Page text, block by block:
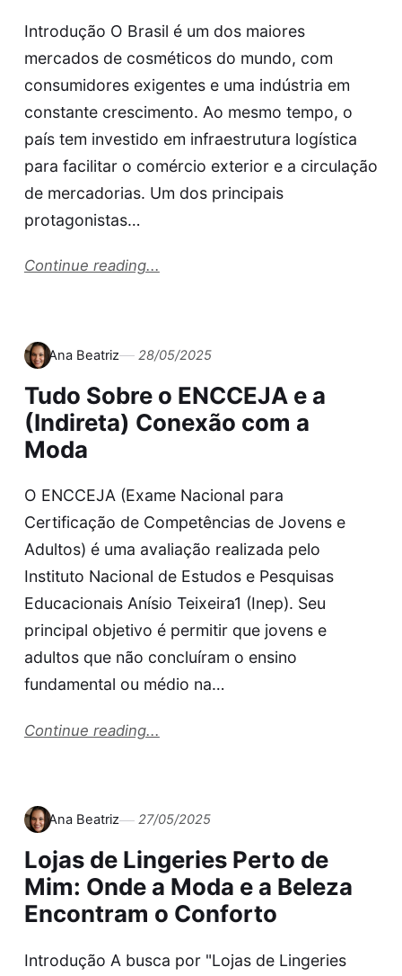
Introdução O Brasil é um dos maiores
mercados de cosméticos do mundo, com
consumidores exigentes e uma indústria em
constante crescimento. Ao mesmo tempo, o
país tem investido em infraestrutura logística
para facilitar o comércio exterior e a circulação
de mercadorias. Um dos principais
protagonistas…
Continue reading...
Ana Beatriz 28/05/2025
Tudo Sobre o ENCCEJA e a
(Indireta) Conexão com a
Moda
O ENCCEJA (Exame Nacional para
Certificação de Competências de Jovens e
Adultos) é uma avaliação realizada pelo
Instituto Nacional de Estudos e Pesquisas
Educacionais Anísio Teixeira1 (Inep). Seu
principal objetivo é permitir que jovens e
adultos que não concluíram o ensino
fundamental ou médio na…
Continue reading...
Ana Beatriz 27/05/2025
Lojas de Lingeries Perto de
Mim: Onde a Moda e a Beleza
Encontram o Conforto
Introdução A busca por "Lojas de Lingeries